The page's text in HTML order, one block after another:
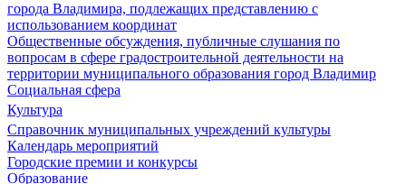
города Владимира, подлежащих представлению с
использованием координат
Общественные обсуждения, публичные слушания по
вопросам в сфере градостроительной деятельности на
территории муниципального образования город Владимир
Социальная сфера
Культура
Справочник муниципальных учреждений культуры
Календарь мероприятий
Городские премии и конкурсы
Образование